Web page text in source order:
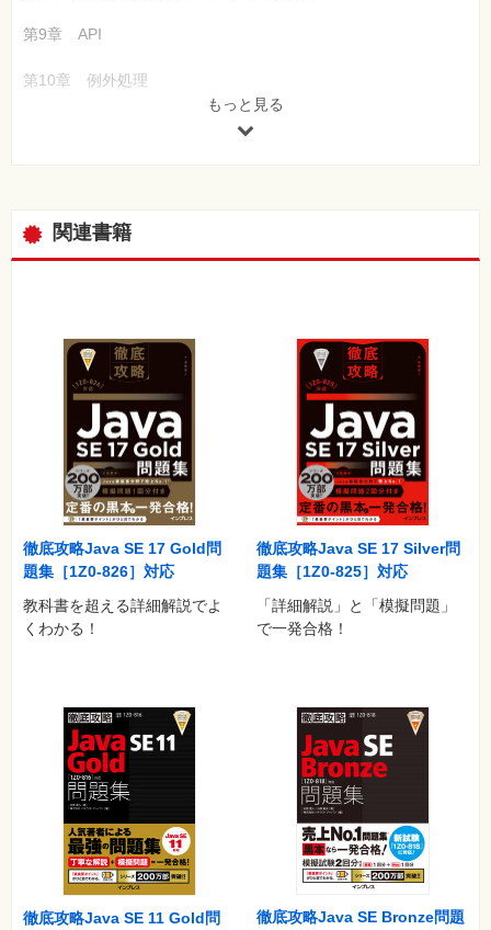
第9章 API
第10章 例外処理
第13章 総仕上げ問題②
もっと見る
関連書籍
徹底攻略Java SE 17 Gold問
題集［1Z0-826］対応
教科書を超える詳細解説でよ
くわかる！
徹底攻略Java SE 17 Silver問
題集［1Z0-825］対応
「詳細解説」と「模擬問題」
で一発合格！
徹底攻略Java SE 11 Gold問
徹底攻略Java SE Bronze問題